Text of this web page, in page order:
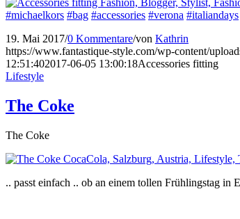
#michaelkors #bag #accessories #verona #italiandays
19. Mai 2017/0 Kommentare/von Kathrin
https://www.fantastique-style.com/wp-content/
12:51:402017-06-05 13:00:18Accessories fitting
Lifestyle
The Coke
The Coke
.. passt einfach .. ob an einem tollen Frühlingstag in